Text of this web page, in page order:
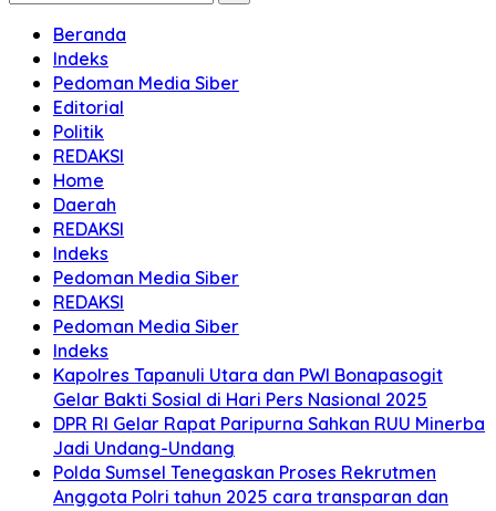
Beranda
Indeks
Pedoman Media Siber
Editorial
Politik
REDAKSI
Home
Daerah
REDAKSI
Indeks
Pedoman Media Siber
REDAKSI
Pedoman Media Siber
Indeks
Kapolres Tapanuli Utara dan PWI Bonapasogit
Gelar Bakti Sosial di Hari Pers Nasional 2025
DPR RI Gelar Rapat Paripurna Sahkan RUU Minerba
Jadi Undang-Undang
Polda Sumsel Tenegaskan Proses Rekrutmen
Anggota Polri tahun 2025 cara transparan dan